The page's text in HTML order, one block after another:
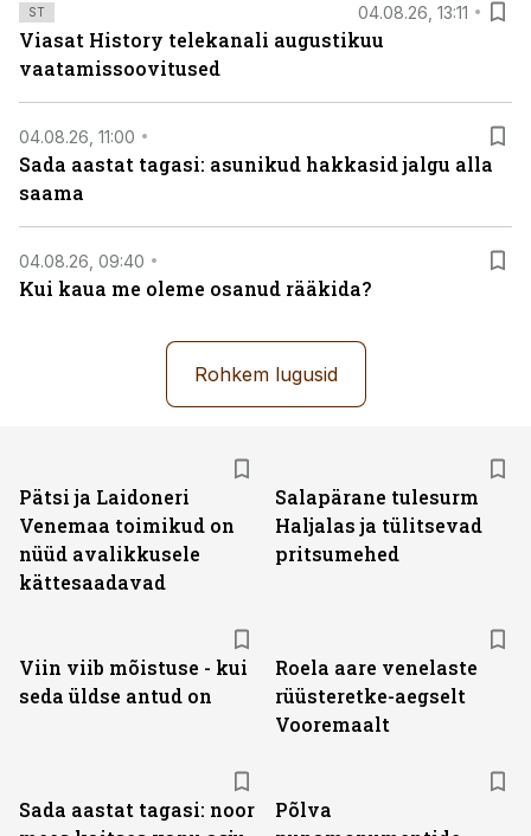
ST 04.08.26, 13:11
Viasat History telekanali augustikuu
vaatamissoovitused
04.08.26, 11:00
Sada aastat tagasi: asunikud hakkasid jalgu alla
saama
04.08.26, 09:40
Kui kaua me oleme osanud rääkida?
Rohkem lugusid
Pätsi ja Laidoneri
Venemaa toimikud on
nüüd avalikkusele
kättesaadavad
Salapärane tulesurm
Haljalas ja tülitsevad
pritsumehed
Viin viib mõistuse - kui
seda üldse antud on
Roela aare venelaste
rüüsteretke-aegselt
Vooremaalt
Sada aastat tagasi: noor
Põlva